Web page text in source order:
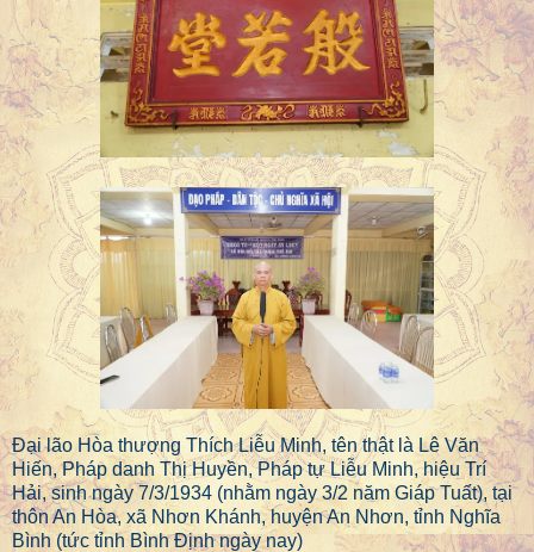
Đại lão Hòa thượng Thích Liễu Minh, tên thật là Lê Văn
Hiến, Pháp danh Thị Huyền, Pháp tự Liễu Minh, hiệu Trí
Hải, sinh ngày 7/3/1934 (nhằm ngày 3/2 năm Giáp Tuất), tại
thôn An Hòa, xã Nhơn Khánh, huyện An Nhơn, tỉnh Nghĩa
Bình (tức tỉnh Bình Định ngày nay)